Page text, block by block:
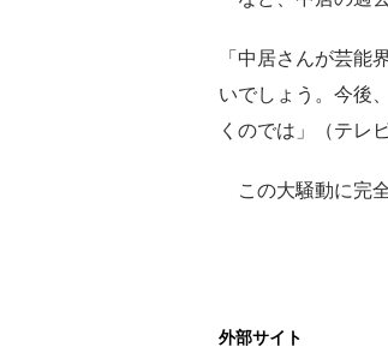
「中居さんが芸能
いでしょう。今後
くのでは」（テレ
この大騒動に完
外部サイト